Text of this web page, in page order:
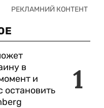
1
в
и
остановить